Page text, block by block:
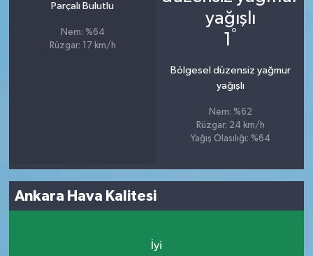
Parçalı Bulutlu
Nem: %64
Rüzgar: 17 km/h
1 °
Bölgesel düzensiz yağmur
yağışlı
Nem: %62
Rüzgar: 24 km/h
Yağış Olasılığı: %64
Ankara Hava Kalitesi
İyi